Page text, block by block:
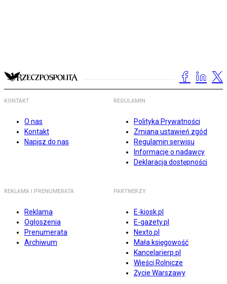
KONTAKT
O nas
Kontakt
Napisz do nas
REGULAMIN
Polityka Prywatności
Zmiana ustawień zgód
Regulamin serwisu
Informacje o nadawcy
Deklaracja dostępności
REKLAMA I PRENUMERATA
Reklama
Ogłoszenia
Prenumerata
Archiwum
PARTNERZY
E-kiosk.pl
E-gazety.pl
Nexto.pl
Mała księgowość
Kancelarierp.pl
Wieści Rolnicze
Życie Warszawy